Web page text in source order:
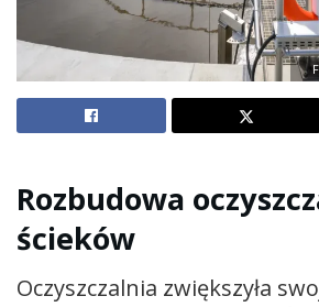
Rozbudowa
ścieków
Oczyszczalnia zwiększyła